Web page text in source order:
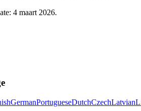
4 maart 2026.
GermanPortugueseDutchCzechLatvian